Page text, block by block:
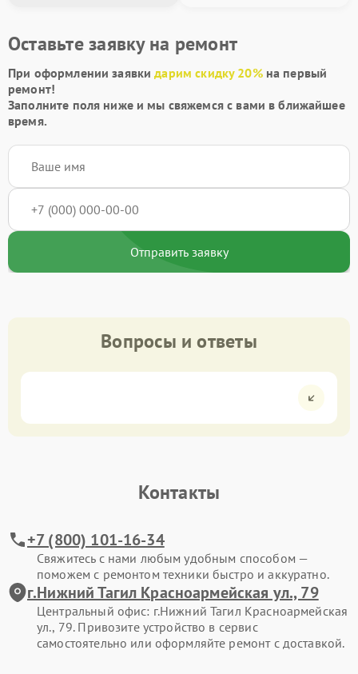
Оставьте заявку на ремонт
При оформлении заявкидарим скидку 20%на первый
ремонт!
Заполните поля ниже и мы свяжемся с вами в ближайшее
время.
Отправить заявку
Вопросы и ответы
Контакты
+7 (800) 101-16-34
Свяжитесь с нами любым удобным способом —
поможем с ремонтом техники быстро и аккуратно.
г.Нижний Тагил Красноармейская ул., 79
Центральный офис: г.Нижний Тагил Красноармейская
ул., 79. Привозите устройство в сервис
самостоятельно или оформляйте ремонт с доставкой.